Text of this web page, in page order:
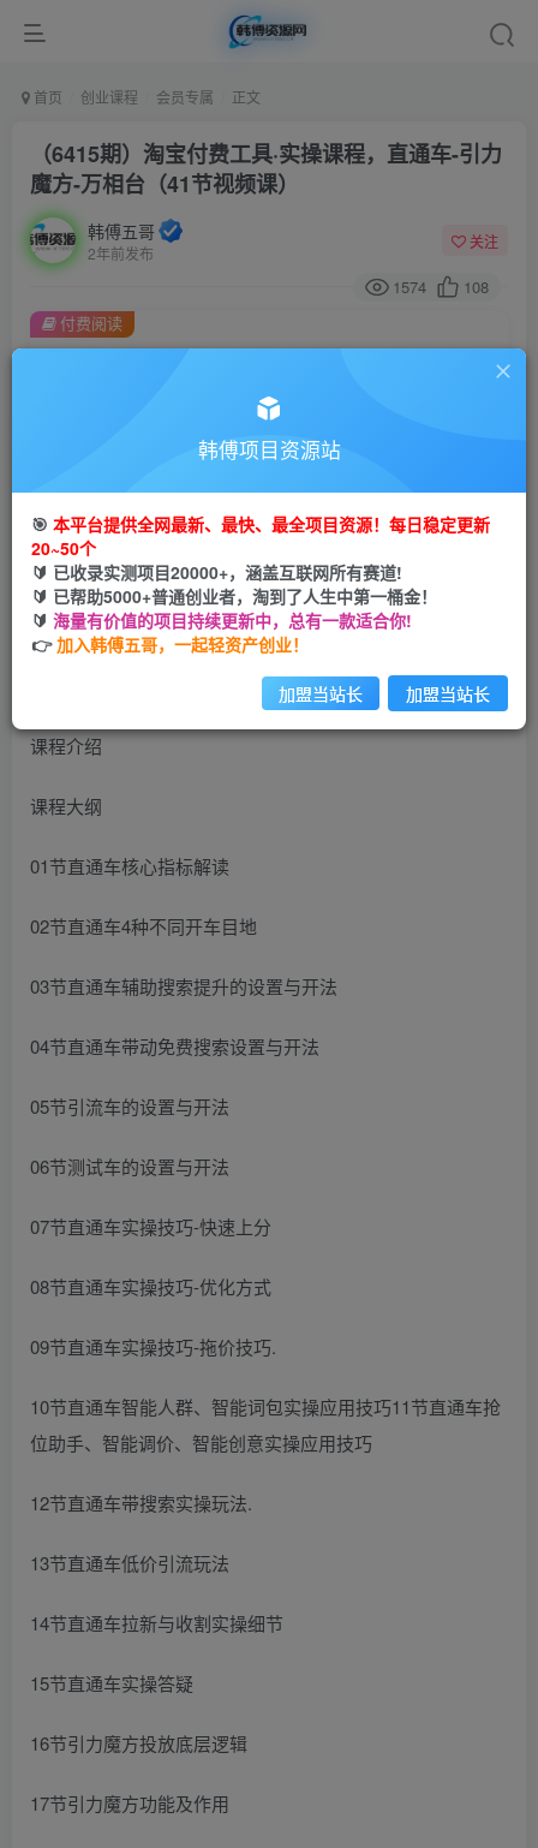
首页 创业课程 会员专属 正文
（6415期）淘宝付费工具·实操课程，直通车-引力
魔方-万相台（41节视频课）
韩傅五哥
2年前发布
关注
1574 108
会员专属资源
您暂无购买权限，请先开通会员
开通会员
付费阅读
课程介绍
课程大纲
01节直通车核心指标解读
02节直通车4种不同开车目地
03节直通车辅助搜索提升的设置与开法
04节直通车带动免费搜索设置与开法
05节引流车的设置与开法
06节测试车的设置与开法
07节直通车实操技巧-快速上分
08节直通车实操技巧-优化方式
09节直通车实操技巧-拖价技巧.
10节直通车智能人群、智能词包实操应用技巧11节直通车抢
位助手、智能调价、智能创意实操应用技巧
12节直通车带搜索实操玩法.
13节直通车低价引流玩法
14节直通车拉新与收割实操细节
15节直通车实操答疑
16节引力魔方投放底层逻辑
17节引力魔方功能及作用
韩傅项目资源站
🎯 本平台提供全网最新、最快、最全项目资源！每日稳定更新
20~50个
🔰 已收录实测项目20000+，涵盖互联网所有赛道!
🔰 已帮助5000+普通创业者，淘到了人生中第一桶金！
🔰 海量有价值的项目持续更新中，总有一款适合你!
👉加入韩傅五哥，一起轻资产创业！
加盟当站长 加盟当站长